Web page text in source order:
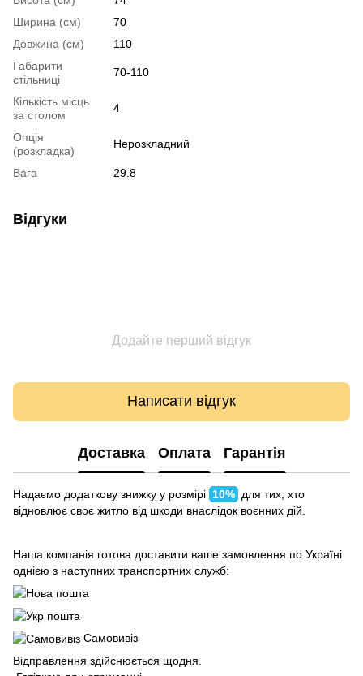
Ширина (см)
70
Довжина (см)
110
Габарити
стільниці
70-110
Кількість місць
за столом
4
Опція
(розкладка)
Нерозкладний
Вага 29.8
Відгуки
Додайте перший відгук
Написати відгук
Доставка Оплата Гарантія
Надаємо додаткову знижку у розмірі 10% для тих, хто
відновлює своє житло від шкоди внаслідок воєнних дій.
Наша компанія готова доставити ваше замовлення по Україні
однією з наступних транспортних служб:
Самовивіз
Відправлення здійснюється щодня.